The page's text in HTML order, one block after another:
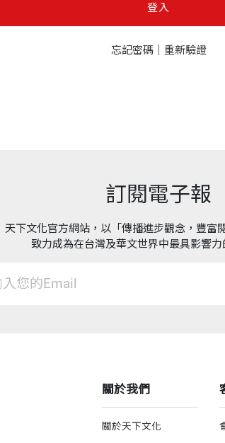
登入
忘記密碼｜ 重新驗證
訂閱電子報
天下文化官方網站，以「傳播進步觀念，豐富
致力成為在台灣及華文世界中最具影響
關於我們
關於天下文化